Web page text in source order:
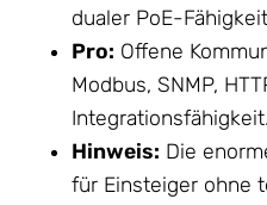
dualer PoE-
Pro: Offene
Modbus, SNMP,
Integrationsfähigkeit.
Hinweis: Die
für Einsteiger ohne